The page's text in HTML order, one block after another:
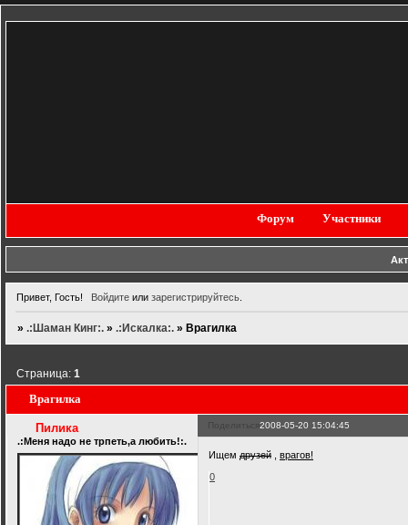
Форум Участники
Привет, Гость! Войдитеили зарегистрируйтесь.
».:Шаман Кинг:. ».:Искалка:. » Врагилка
Врагилка
Страница:1
Поделиться2008-05-20 15:04:45
Пилика
.:Меня надо не трпеть,а любить!:.
Ищемдрузей ,врагов!
0